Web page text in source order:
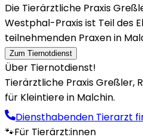
Die Tierärztliche Praxis
Westphal-Praxis ist Teil des
teilnehmenden Praxen in
Zum Tiernotdienst
Über Tiernotdienst!
Tierärztliche Praxis Greßler,
für Kleintiere in Malchin.
Diensthabenden Tierarzt
🐾Für Tierärzt:innen